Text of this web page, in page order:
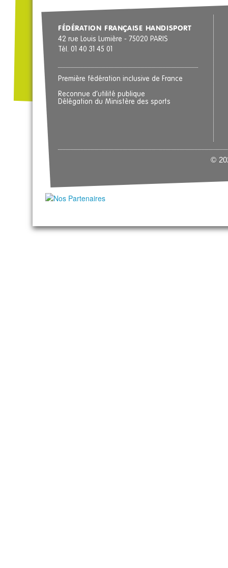
FÉDÉRATION FRANÇAISE HANDISPORT
42 rue Louis Lumière - 75020 PARIS
Tél. 01 40 31 45 01
Première fédération inclusive de France
Reconnue d’utilité publique
Délégation du Ministère des sports
©